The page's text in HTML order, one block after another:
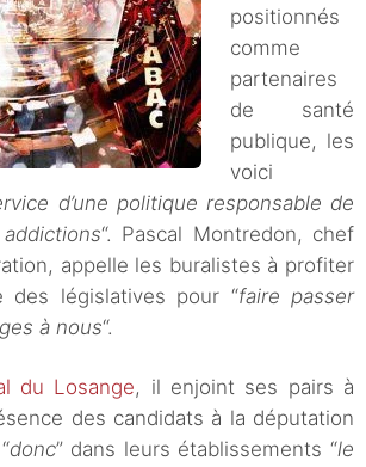
positionnés
comme
partenaires
de santé
publique, les
voici
d’une politique responsable de
“. Pascal Montredon, chef
appelle les buralistes à profiter
des législatives pour “faire passer
à nous“.
du Losange, il enjoint ses pairs à
des candidats à la députation
donc” dans leurs établissements “le